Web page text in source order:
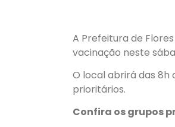
A Prefeitura de
vacinação neste
O local abrirá das 8h
prioritários.
Confira os grupos